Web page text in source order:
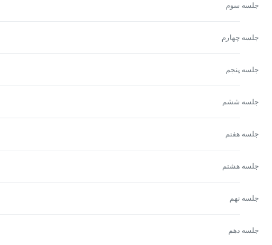
جلسه سوم
جلسه چهارم
جلسه پنجم
جلسه ششم
جلسه هفتم
جلسه هشتم
جلسه نهم
جلسه دهم